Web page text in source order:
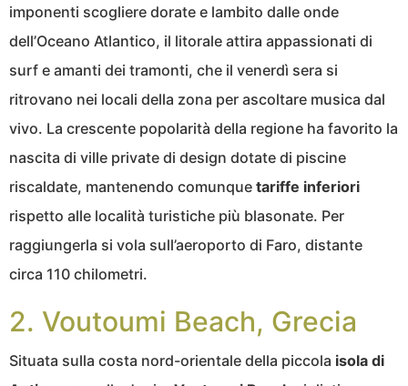
imponenti scogliere dorate e lambito dalle onde
dell’Oceano Atlantico, il litorale attira appassionati di
surf e amanti dei tramonti, che il venerdì sera si
ritrovano nei locali della zona per ascoltare musica dal
vivo. La crescente popolarità della regione ha favorito la
nascita di ville private di design dotate di piscine
riscaldate, mantenendo comunque tariffe inferiori
rispetto alle località turistiche più blasonate. Per
raggiungerla si vola sull’aeroporto di Faro, distante
circa 110 chilometri.
2. Voutoumi Beach, Grecia
Situata sulla costa nord-orientale della piccola isola di